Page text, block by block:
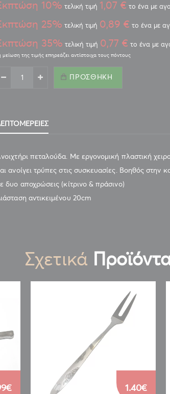
10% τελική τιμή 1,07 € το ένα με
25% τελική τιμή 0,89 € το ένα με
35% τελική τιμή 0,77 € το ένα με
ΠΡΟΣΘΉΚΗ
πεταλούδα. Με εργονομική πλαστική
ανοίγει τρύπες στις συσκευασίες. Βοηθός στην
δυο αποχρώσεις (κίτρινο & πράσινο)
αντικειμένου 20cm
Σχετικά
1.40€